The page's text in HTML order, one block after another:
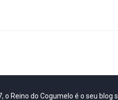
o Reino do Cogumelo é o seu